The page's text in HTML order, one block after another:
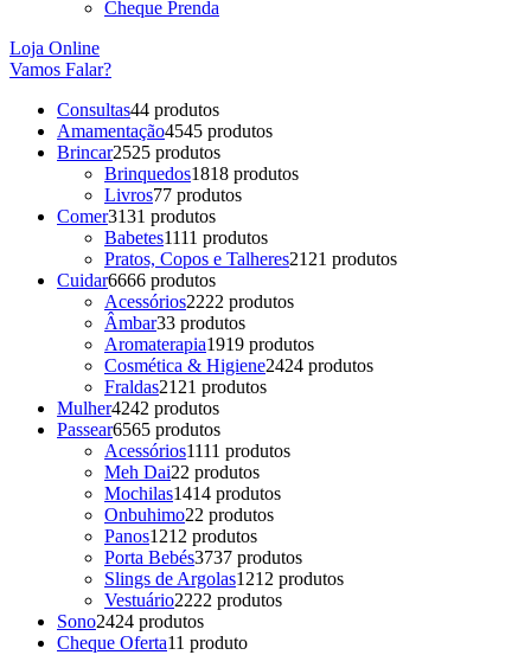
Cheque Prenda
Loja Online
Vamos Falar?
Consultas44 produtos
Amamentação4545 produtos
Brincar2525 produtos
Brinquedos1818 produtos
Livros77 produtos
Comer3131 produtos
Babetes1111 produtos
Pratos, Copos e Talheres2121 produtos
Cuidar6666 produtos
Acessórios2222 produtos
Âmbar33 produtos
Aromaterapia1919 produtos
Cosmética & Higiene2424 produtos
Fraldas2121 produtos
Mulher4242 produtos
Passear6565 produtos
Acessórios1111 produtos
Meh Dai22 produtos
Mochilas1414 produtos
Onbuhimo22 produtos
Panos1212 produtos
Porta Bebés3737 produtos
Slings de Argolas1212 produtos
Vestuário2222 produtos
Sono2424 produtos
Cheque Oferta11 produto